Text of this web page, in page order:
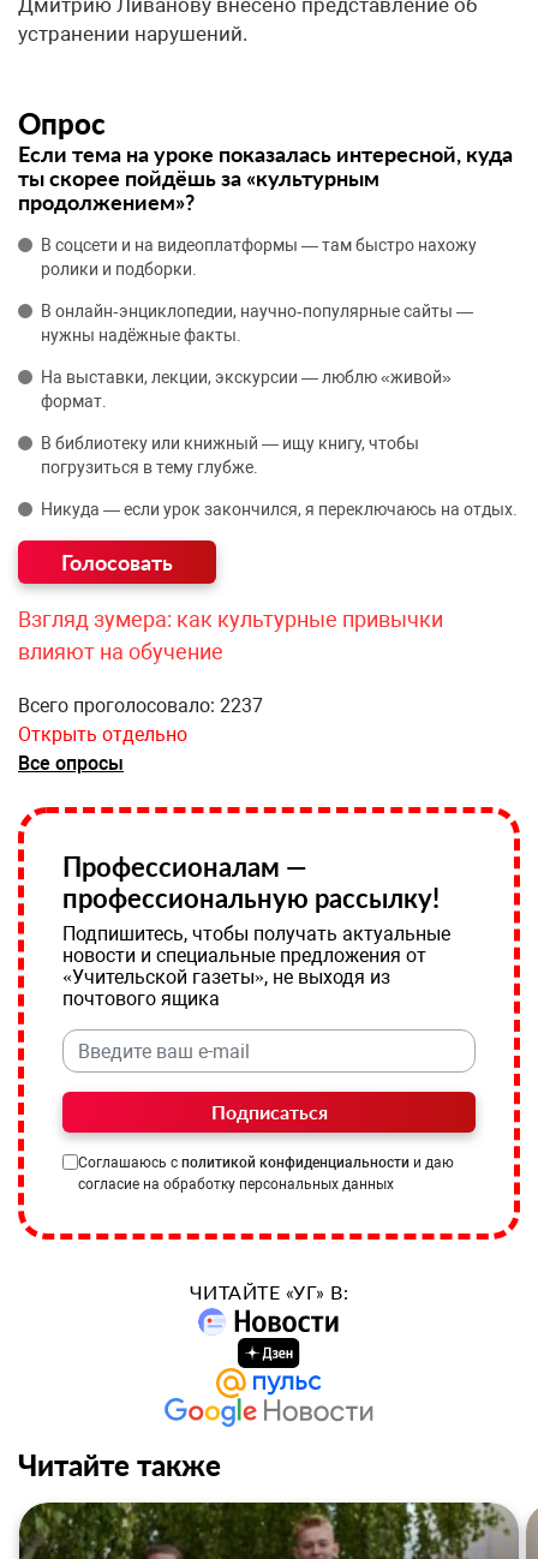
Дмитрию Ливанову внесено представление об
устранении нарушений.
Опрос
Если тема на уроке показалась интересной, куда
ты скорее пойдёшь за «культурным
продолжением»?
В соцсети и на видеоплатформы — там быстро нахожу
ролики и подборки.
В онлайн‑энциклопедии, научно‑популярные сайты —
нужны надёжные факты.
На выставки, лекции, экскурсии — люблю «живой»
формат.
В библиотеку или книжный — ищу книгу, чтобы
погрузиться в тему глубже.
Никуда — если урок закончился, я переключаюсь на отдых.
Взгляд зумера: как культурные привычки
влияют на обучение
Всего проголосовало: 2237
Открыть отдельно
Все опросы
Профессионалам —
профессиональную рассылку!
Подпишитесь, чтобы получать актуальные
новости и специальные предложения от
«Учительской газеты», не выходя из
почтового ящика
Подписаться
Соглашаюсь с политикой конфиденциальности и даю
согласие на обработку персональных данных
ЧИТАЙТЕ «УГ» В:
Читайте также